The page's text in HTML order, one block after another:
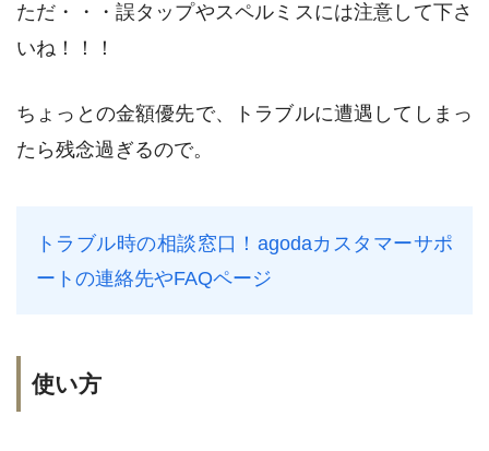
ただ・・・誤タップやスペルミスには注意して下さ
いね！！！
ちょっとの金額優先で、トラブルに遭遇してしまっ
たら残念過ぎるので。
トラブル時の相談窓口！agodaカスタマーサポ
ートの連絡先やFAQページ
使い方